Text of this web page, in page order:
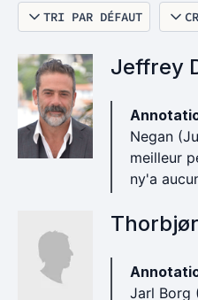
TRI PAR DÉFAUT
Jeffrey
Negan
meilleur
ny'a
Jarl Borg